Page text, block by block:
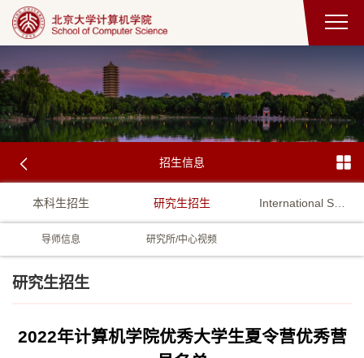
招生信息
本科生招生 研究生招生 International Student Admission
导师信息 研究所/中心视频
研究生招生
2022年计算机学院优秀大学生夏令营优秀营